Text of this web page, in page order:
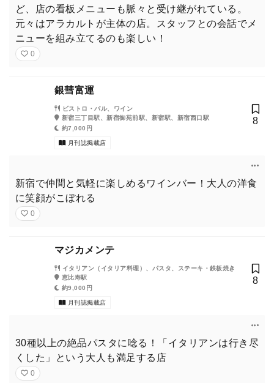
ど、店の看板メニューも脈々と受け継がれている。
元々はアラカルトが主体の店。スタッフとの会話でメ
ニューを組み立てるのも楽しい！
0
銀彗富運
ビストロ・バル、ワイン
新宿三丁目駅、新宿御苑前駅、新宿駅、新宿西口駅
約7,000円
月刊誌掲載店
8
新宿で仲間と気軽に楽しめるワインバー！大人の洋食
に笑顔がこぼれる
0
マジカメンテ
イタリアン（イタリア料理）、パスタ、ステーキ・鉄板焼き
恵比寿駅
約9,000円
月刊誌掲載店
8
30種以上の絶品パスタに唸る！「イタリアンは行き尽
くした」という大人も満足する店
0